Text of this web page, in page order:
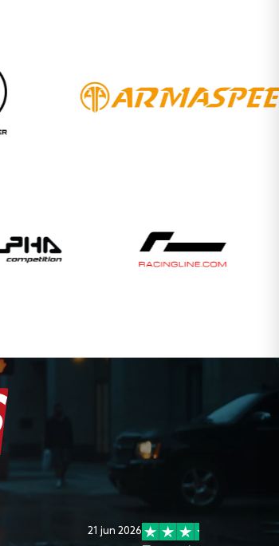
21 jun 2026